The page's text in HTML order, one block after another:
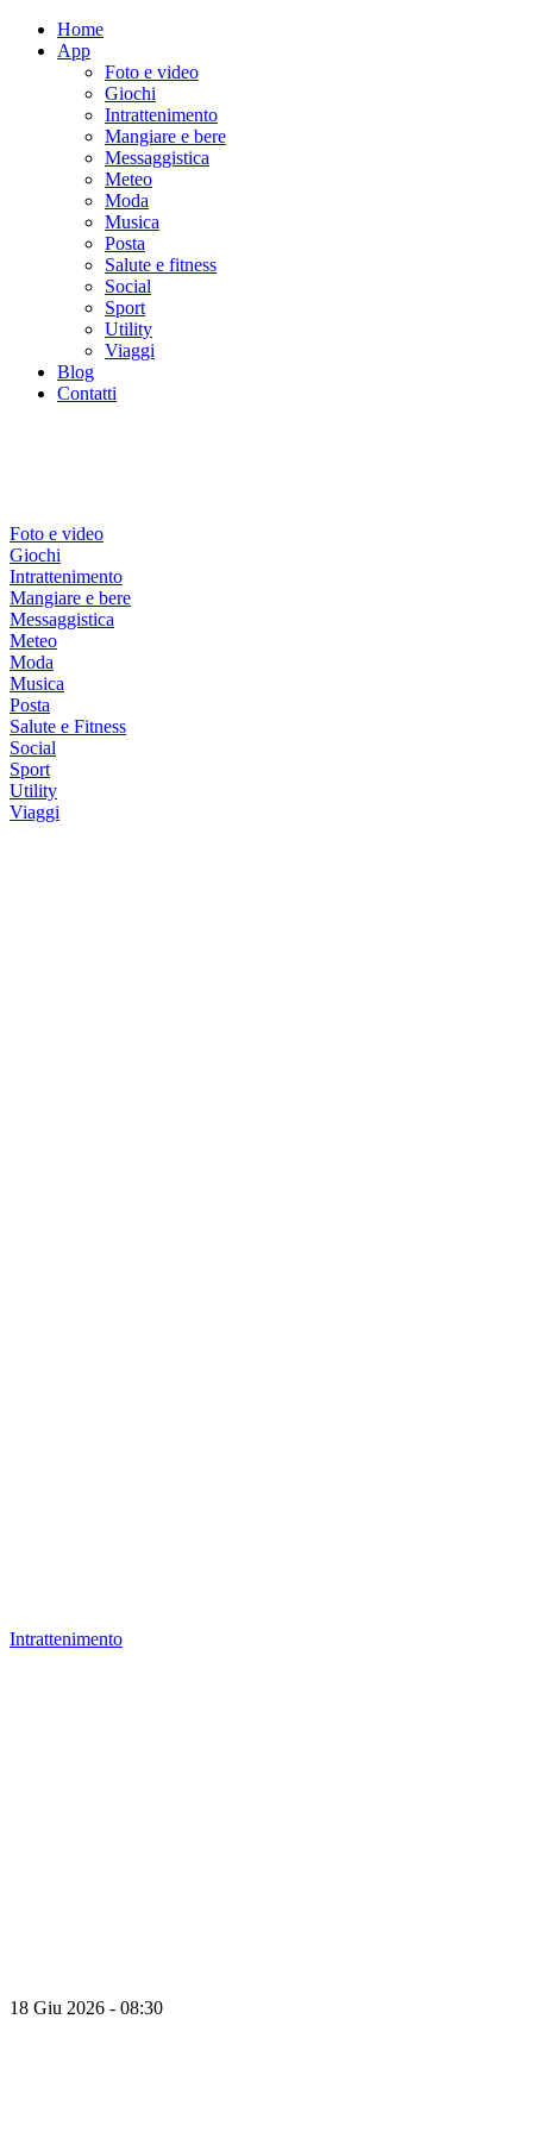
Home
App
Foto e video
Giochi
Intrattenimento
Mangiare e bere
Messaggistica
Meteo
Moda
Musica
Posta
Salute e fitness
Social
Sport
Utility
Viaggi
Blog
Contatti
Foto e video
Giochi
Intrattenimento
Mangiare e bere
Messaggistica
Meteo
Moda
Musica
Posta
Salute e Fitness
Social
Sport
Utility
Viaggi
Intrattenimento
18 Giu 2026 - 08:30